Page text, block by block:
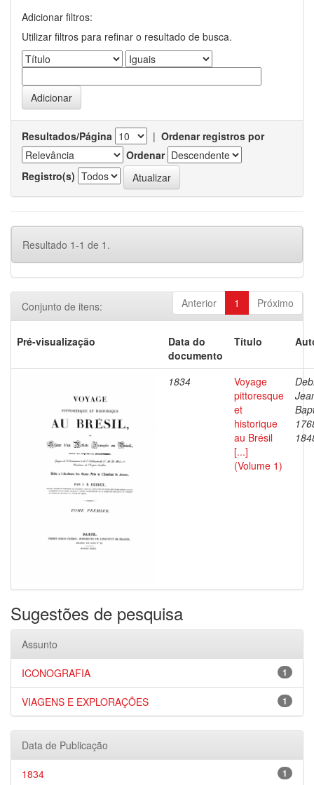
Adicionar filtros:
Utilizar filtros para refinar o resultado de busca.
Resultados/Página | Ordenar registros por
Ordenar
Registro(s)
Resultado 1-1 de 1.
Anterior 1 Próximo
Conjunto de itens:
Pré-visualização
Data do
documento
Título
1834
Voyage
pittoresque
et
historique
au Brésil
[...]
(Volume 1)
Sugestões de pesquisa
Assunto
1
ICONOGRAFIA
1
VIAGENS E EXPLORAÇÕES
Data de Publicação
1
1834